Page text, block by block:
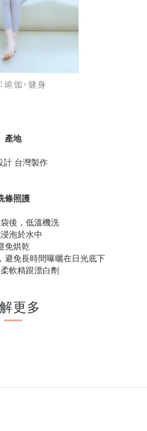
產地
計 台灣製作
條照護
後，低溫機洗
泡於水中
免烘乾
避免長時間曝曬在日光底下
軟精跟漂白劑
更多